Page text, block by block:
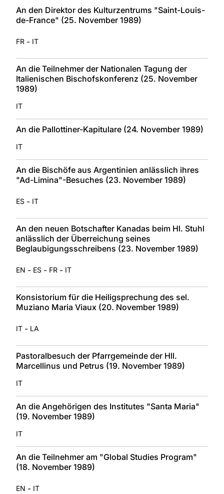
An den Direktor des Kulturzentrums "Saint-Louis-
de-France" (25. November 1989)
FR - IT
An die Teilnehmer der Nationalen Tagung der
Italienischen Bischofskonferenz (25. November
1989)
IT
An die Pallottiner-Kapitulare (24. November 1989)
IT
An die Bischöfe aus Argentinien anlässlich ihres
"Ad-Limina"-Besuches (23. November 1989)
ES - IT
An den neuen Botschafter Kanadas beim Hl. Stuhl
anlässlich der Überreichung seines
Beglaubigungsschreibens (23. November 1989)
EN - ES - FR - IT
Konsistorium für die Heiligsprechung des sel.
Muziano Maria Viaux (20. November 1989)
IT - LA
Pastoralbesuch der Pfarrgemeinde der Hll.
Marcellinus und Petrus (19. November 1989)
IT
An die Angehörigen des Institutes "Santa Maria"
(19. November 1989)
IT
An die Teilnehmer am "Global Studies Program"
(18. November 1989)
EN - IT